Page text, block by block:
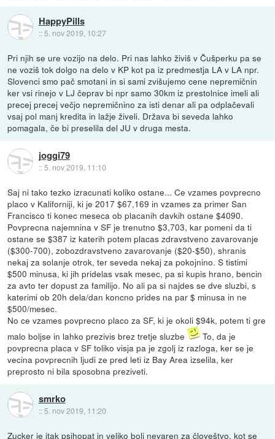
HappyPills
:: 5. nov 2019, 10:27
Pri njih se ure vozijo na delo. Pri nas lahko živiš v Čušperku pa se
ne voziš tok dolgo na delo v KP kot pa iz predmestja LA v LA npr.
Slovenci smo pač smotani in si sami zvišujemo cene nepremičnin
ker vsi rinejo v LJ čeprav bi npr samo 30km iz prestolnice imeli ali
precej precej večjo nepremičnino za isti denar ali pa odplačevali
vsaj pol manj kredita in lažje živeli. Država bi seveda lahko
pomagala, če bi preselila del JU v druga mesta.
joggi79
::5. nov 2019, 11:10
Saj ni tako tezko izracunati koliko ostane... Ce vzames povprecno
placo v Kaliforniji, ki je 2017 $67,169 in vzames za primer San
Francisco ti konec meseca ob placanih davkih ostane $4090.
Povprecna najemnina v SF je trenutno $3,703, kar pomeni da ti
ostane se $387 iz katerih potem placas zdravstveno zavarovanje
($300-700), zobozdravstveno zavarovanje ($20-$50), shranis
nekaj za solanje otrok, ter seveda nekaj za pokojnino. S tistimi
$500 minusa, ki jih pridelas vsak mesec, pa si kupis hrano, bencin
za avto ter dopust za familijo. No ali pa si najdes se dve sluzbi, s
katerimi ob 20h dela/dan koncno prides na par $ minusa in ne
$500/mesec.
No ce vzames povprecno placo za SF, ki je okoli $94k, potem ti gre
malo boljse in lahko prezivis brez tretje sluzbe
To, da je
povprecna placa v SF toliko visja pa je zgolj iz razloga, ker se je
vecina povprecnih ljudi ze pred leti iz Bay Area izselila, ker
preprosto ni bila sposobna preziveti.
smrko
:: 5. nov 2019, 11:20
Zucker je itak psihopat in veliko bolj nevaren za človeštvo, kot se